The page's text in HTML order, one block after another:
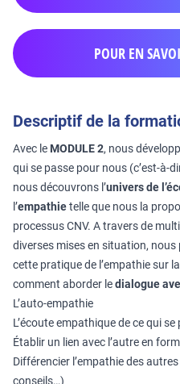
POUR EN
Descriptif de la
Avec le MODULE 2, nous
qui se passe pour nous (c’est-à-
nous découvrons l’univers de
l’empathietelle que nous la
processus CNV. A travers de
diverses mises en situation,
cette pratique de l’empathie sur
comment aborder ledialogue
L’auto-empathie
L’écoute empathique de ce qui se
Établir un lien avec l’autre en
Différencier l’empathie des
conseils…)